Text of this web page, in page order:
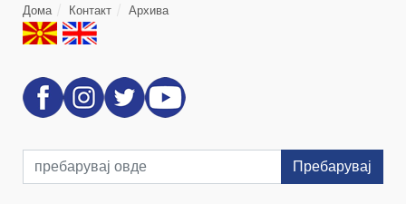
Дома Контакт Архива
Пребарувај